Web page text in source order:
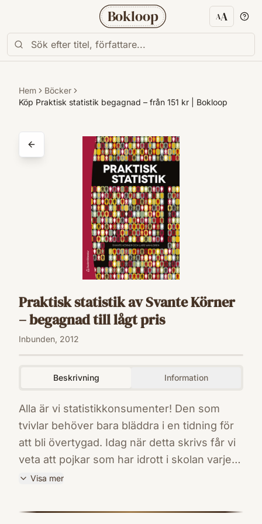
Bokloop AA
Hem
Böcker
Köp Praktisk statistik begagnad – från 151 kr | Bokloop
Praktisk statistik av Svante Körner
– begagnad till lågt pris
Inbunden, 2012
Beskrivning Information
Alla är vi statistikkonsumenter! Den som
tvivlar behöver bara bläddra i en tidning för
att bli övertygad. Idag när detta skrivs får vi
veta att pojkar som har idrott i skolan varje
dag får högre betyg och att fibrer i maten
speciellt för kvinnor. På kultursidan (!) läser
Visa mer
9789144075242